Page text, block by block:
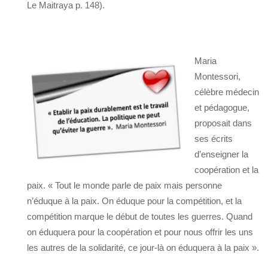
Le Maitraya p. 148).
Maria
Montessori,
célèbre médecin
et pédagogue,
proposait dans
ses écrits
d’enseigner la
coopération et la
paix. « Tout le monde parle de paix mais personne
n’éduque à la paix. On éduque pour la compétition, et la
compétition marque le début de toutes les guerres. Quand
on éduquera pour la coopération et pour nous offrir les uns
les autres de la solidarité, ce jour-là on éduquera à la paix ».